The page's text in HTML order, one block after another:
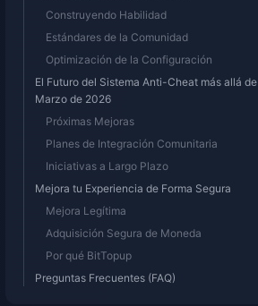
Construyendo Habilidad
Estándares de la Comunidad
Optimización de la Configuración
El Futuro del Sistema Anti-Cheat más allá de
Marzo de 2026
Próximas Mejoras
Planes de Integración Comunitaria
Iniciativas a Largo Plazo
Mejora tu Experiencia de Forma Segura
Mejora Legítima
Adquisición Segura de Moneda
Por qué BitTopup
Preguntas Frecuentes (FAQ)